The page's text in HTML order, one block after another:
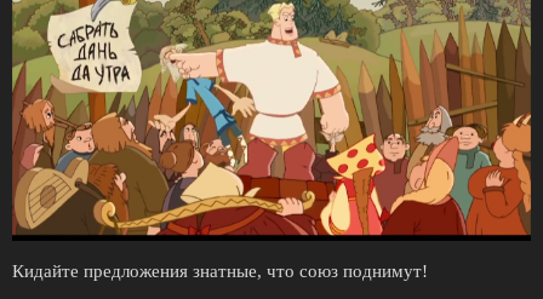
Кидайте предложения знатные, что союз поднимут!